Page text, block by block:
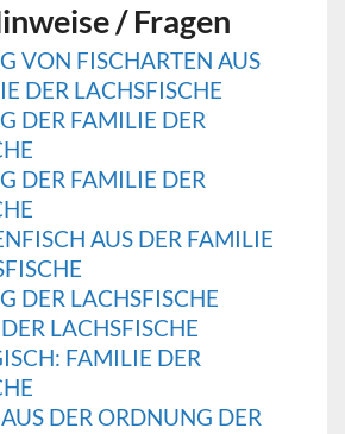
/ Fragen
VON FISCHARTEN AUS
DER LACHSFISCHE
DER FAMILIE DER
DER FAMILIE DER
AUS DER FAMILIE
DER LACHSFISCHE
LACHSFISCHE
FAMILIE DER
DER ORDNUNG DER